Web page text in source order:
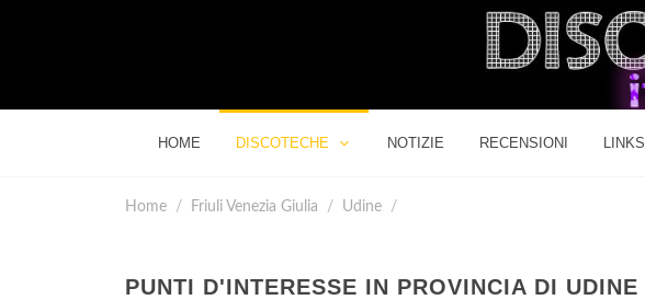
HOME DISCOTECHE NOTIZIE RECENSIONI LINKS
Home Friuli Venezia Giulia Udine
PUNTI D'INTERESSE IN PROVINCIA DI UDINE